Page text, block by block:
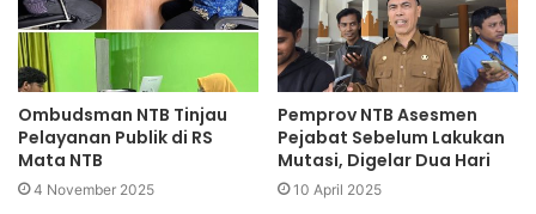
Ombudsman NTB Tinjau
Pelayanan Publik di RS
Mata NTB
4 November 2025
Pemprov NTB Asesmen
Pejabat Sebelum Lakukan
Mutasi, Digelar Dua Hari
10 April 2025